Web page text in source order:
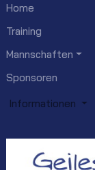
Home
Training
Mannschaften
Sponsoren
Informationen